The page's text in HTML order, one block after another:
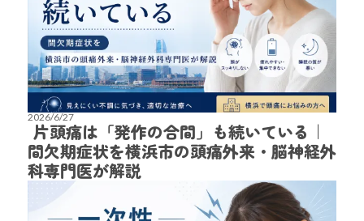
2026/6/27
片頭痛は「発作の合間」も続いている｜
間欠期症状を横浜市の頭痛外来・脳神経外
科専門医が解説